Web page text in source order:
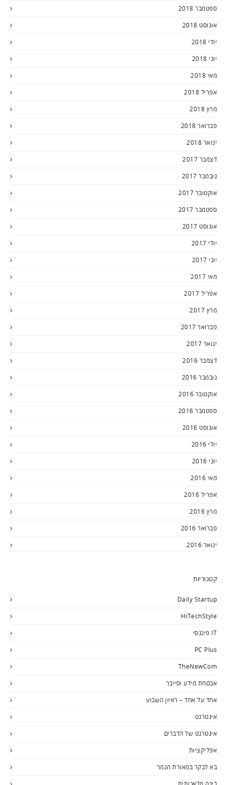
ספטמבר 2018
אוגוסט 2018
יולי 2018
יוני 2018
מאי 2018
אפריל 2018
מרץ 2018
פברואר 2018
ינואר 2018
דצמבר 2017
נובמבר 2017
אוקטובר 2017
ספטמבר 2017
אוגוסט 2017
יולי 2017
יוני 2017
מאי 2017
אפריל 2017
מרץ 2017
פברואר 2017
ינואר 2017
דצמבר 2016
נובמבר 2016
אוקטובר 2016
ספטמבר 2016
אוגוסט 2016
יולי 2016
יוני 2016
מאי 2016
אפריל 2016
מרץ 2016
פברואר 2016
ינואר 2016
קטגוריות
Daily Startup
HiTechStyle
IT פיננסי
PC Plus
TheNewCom
אבטחת מידע וסייבר
אחד על אחד – ראיון השבוע
אינטרנט
אינטרנט של הדברים
אפליקציות
בא לבקר במאורת הנמר